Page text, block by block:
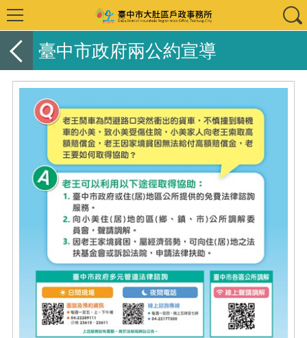
臺中市政府兩公約宣導